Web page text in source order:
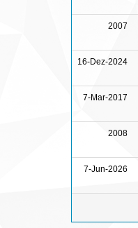
2007
16-Dez-2024
7-Mar-2017
2008
7-Jun-2026